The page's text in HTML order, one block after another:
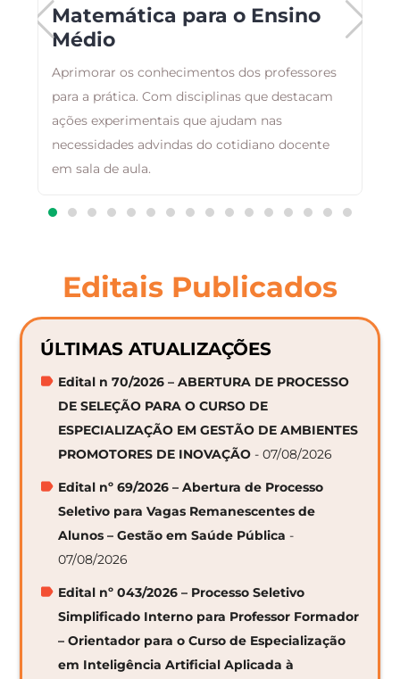
Matemática para o Ensino
Médio
Aprimorar os conhecimentos dos professores
para a prática. Com disciplinas que destacam
ações experimentais que ajudam nas
necessidades advindas do cotidiano docente
em sala de aula.
Editais Publicados
ÚLTIMAS ATUALIZAÇÕES
Edital n 70/2026 – ABERTURA DE PROCESSO
DE SELEÇÃO PARA O CURSO DE
ESPECIALIZAÇÃO EM GESTÃO DE AMBIENTES
PROMOTORES DE INOVAÇÃO - 07/08/2026
Edital nº 69/2026 – Abertura de Processo
Seletivo para Vagas Remanescentes de
Alunos – Gestão em Saúde Pública -
07/08/2026
Edital nº 043/2026 – Processo Seletivo
Simplificado Interno para Professor Formador
– Orientador para o Curso de Especialização
em Inteligência Artificial Aplicada à